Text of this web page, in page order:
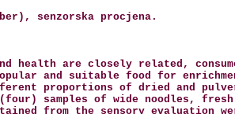
senzorska procjena.
are closely related,
and suitable food for
proportions of dried and
samples of wide noodles,
from the sensory evaluation